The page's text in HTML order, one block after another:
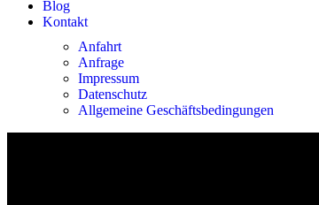
Blog
Kontakt
Anfahrt
Anfrage
Impressum
Datenschutz
Allgemeine Geschäftsbedingungen